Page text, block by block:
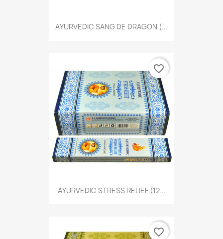
AYURVEDIC SANG DE DRAGON (...
AYURVEDIC STRESS RELIEF (12...
favorite_border
favorite_border